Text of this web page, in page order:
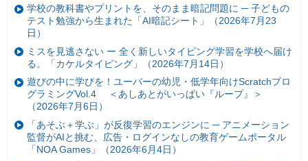
学校の教科書やプリントを、そのまま暗記問題に ─ 子どもの
テスト勉強から生まれた「AI暗記シート」（2026年7月23
日）
ミスを見逃さない ー 全く新しいタイピング学習を学校へ届け
る。「カケルタイピング」（2026年7月14日）
遊びの中に学びを！ユーバーの幼児・低学年向けScratchプロ
グラミングVol.4 ＜あしあとがいっぱい『ループ』＞
（2026年7月6日）
「あそぶ＋学ぶ」が反復学習のエンジンに ─ アニメーション
監督がAIと挑む、広告・ログインなしの教育ゲームポータル
「NOA Games」（2026年6月4日）